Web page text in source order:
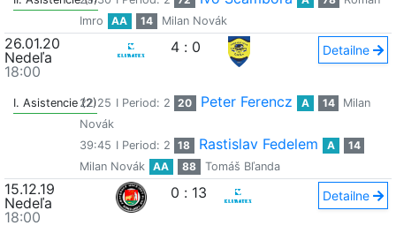
Imro
AA 14 Milan Novák
26.01.20
Nedeľa
18:00
4 : 0 Detailne
I. Asistencie (2)22:25 I Period: 2 20 Peter Ferencz A 14
Milan
Novák
39:45 I Period: 2 18 Rastislav Fedelem A
14
Milan Novák
AA 88 Tomáš Bľanda
15.12.19
Nedeľa
18:00
0 : 13 Detailne